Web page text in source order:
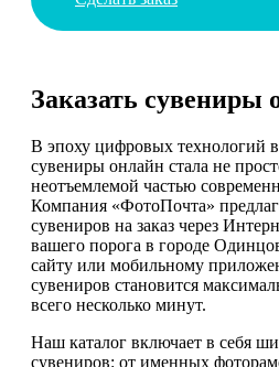
Заказать сувениры
В эпоху цифровых технологий
сувениры онлайн стала не
неотъемлемой частью
Компания «ФотоПочта»
сувениров на заказ через
вашего порога в городе
сайту или мобильному
сувениров становится
всего несколько минут.
Наш каталог включает в себя
сувениров: от именных